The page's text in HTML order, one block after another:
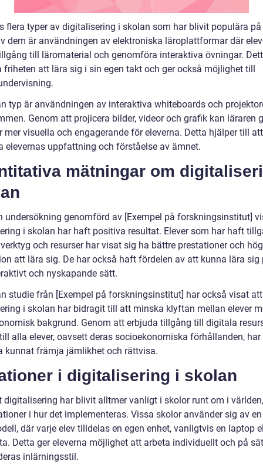
flera typer av digitalisering i skolan som har blivit populära på
dem är användningen av elektroniska läroplattformar där
till läromaterial och genomföra interaktiva övningar.
friheten att lära sig i sin egen takt och ger också möjlighet till
typ är användningen av interaktiva whiteboards och
Genom att projicera bilder, videor och grafik kan läraren
mer visuella och engagerande för eleverna. Detta hjälper till att
elevernas uppfattning och förståelse av ämnet.
mätningar om
undersökning genomförd av [Exempel på forskningsinstitut]
i skolan har haft positiva resultat. Elever som har haft
och resurser har visat sig ha bättre prestationer och
att lära sig. De har också haft fördelen av att kunna lära sig
och nyskapande sätt.
studie från [Exempel på forskningsinstitut] har också visat att
i skolan har bidragit till att minska klyftan mellan elever
bakgrund. Genom att erbjuda tillgång till digitala
alla elever, oavsett deras socioekonomiska förhållanden, har
kunnat främja jämlikhet och rättvisa.
i digitalisering i skolan
digitalisering har blivit alltmer vanligt i skolor runt om i
i hur det implementeras. Vissa skolor använder sig av en
där varje elev tilldelas en egen enhet, vanligtvis en laptop
Detta ger eleverna möjlighet att arbeta individuellt och på
inlärningsstil.